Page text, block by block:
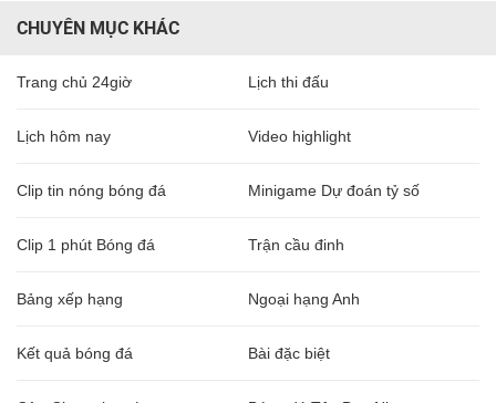
CHUYÊN MỤC KHÁC
Trang chủ 24giờ Lịch thi đấu
Lịch hôm nay Video highlight
Clip tin nóng bóng đá Minigame Dự đoán tỷ số
Clip 1 phút Bóng đá Trận cầu đinh
Bảng xếp hạng Ngoại hạng Anh
Kết quả bóng đá Bài đặc biệt